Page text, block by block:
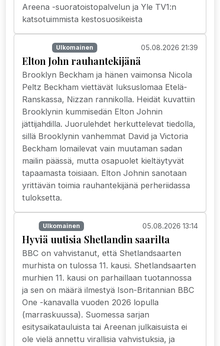
Areena -suoratoistopalvelun ja Yle TV1:n
katsotuimmista kestosuosikeista
Ulkomainen 05.08.2026 21:39
Elton John rauhantekijänä
Brooklyn Beckham ja hänen vaimonsa Nicola
Peltz Beckham viettävät luksuslomaa Etelä-
Ranskassa, Nizzan rannikolla. Heidät kuvattiin
Brooklynin kummisedän Elton Johnin
jättijahdilla. Juorulehdet herkuttelevat tiedolla,
sillä Brooklynin vanhemmat David ja Victoria
Beckham lomailevat vain muutaman sadan
mailin päässä, mutta osapuolet kieltäytyvät
tapaamasta toisiaan. Elton Johnin sanotaan
yrittävän toimia rauhantekijänä perheriidassa
tuloksetta.
Ulkomainen 05.08.2026 13:14
Hyviä uutisia Shetlandin saarilta
BBC on vahvistanut, että Shetlandsaarten
murhista on tulossa 11. kausi. Shetlandsaarten
murhien 11. kausi on parhaillaan tuotannossa
ja sen on määrä ilmestyä Ison-Britannian BBC
One -kanavalla vuoden 2026 lopulla
(marraskuussa). Suomessa sarjan
esitysaikatauluista tai Areenan julkaisuista ei
ole vielä annettu virallisia vahvistuksia, ja